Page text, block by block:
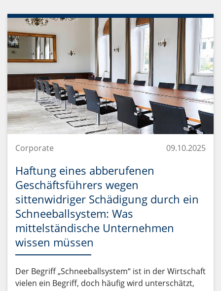
Corporate 09.10.2025
Haftung eines abberufenen
Geschäftsführers wegen
sittenwidriger Schädigung durch ein
Schneeballsystem: Was
mittelständische Unternehmen
wissen müssen
Der Begriff „Schneeballsystem“ ist in der Wirtschaft
vielen ein Begriff, doch häufig wird unterschätzt,